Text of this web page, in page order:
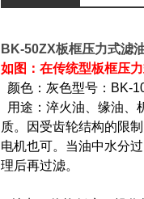
BK-50ZX板框压力式滤
如图：在传统型板框压
颜色：灰色型号：BK-
用途：淬火油、缘油、
质。因受齿轮结构的限
电机也可。当油中水分
理后再过滤。